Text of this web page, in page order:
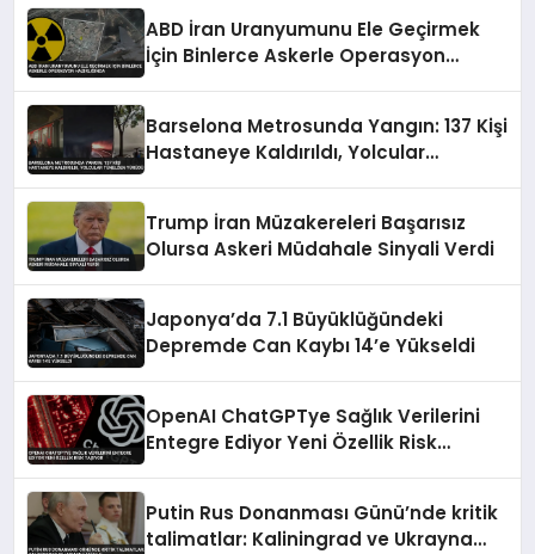
ABD İran Uranyumunu Ele Geçirmek
İçin Binlerce Askerle Operasyon
Barselona Metrosunda Yangın: 137 Kişi
Hastaneye Kaldırıldı, Yolcular
Trump İran Müzakereleri Başarısız
Olursa Askeri Müdahale Sinyali Verdi
Japonya’da 7.1 Büyüklüğündeki
Depremde Can Kaybı 14’e Yükseldi
OpenAI ChatGPTye Sağlık Verilerini
Entegre Ediyor Yeni Özellik Risk
Putin Rus Donanması Günü’nde kritik
talimatlar: Kaliningrad ve Ukrayna